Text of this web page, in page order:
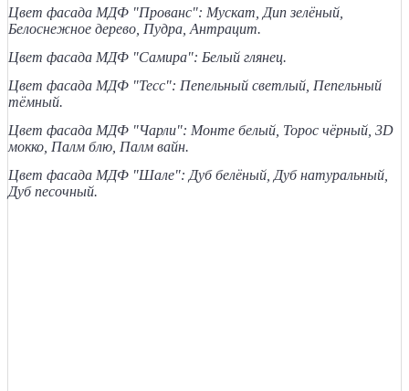
Цвет фасада МДФ "Прованс": Мускат, Дип зелёный,
Белоснежное дерево, Пудра, Антрацит.
Цвет фасада МДФ "Самира": Белый глянец.
Цвет фасада МДФ "Тесс": Пепельный светлый, Пепельный
тёмный.
Цвет фасада МДФ "Чарли": Монте белый, Торос чёрный, 3D
мокко, Палм блю, Палм вайн.
Цвет фасада МДФ "Шале": Дуб белёный, Дуб натуральный,
Дуб песочный.